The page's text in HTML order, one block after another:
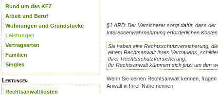
Rund um das KFZ
Arbeit und Beruf
Wohnungen und Grundstücke
Leistungen
Vertragsarten
Familien
Singles
Leistungen
Rechtsanwaltkosten
§1 ARB: Der Versicherer sorgt dafür, dass
Interessenwahrnehmung erforderlichen
Sie haben eine Rechtsschutzversicherung,
einem Rechtsanwalt Ihres Vertrauens,
Ihrer Rechtsschutzversicherung.
Ihr Rechtsanwalt kümmert sich jetzt um den
Wenn Sie keinen Rechtsanwalt kennen,
Anwalt in Ihrer Nähe nennen.